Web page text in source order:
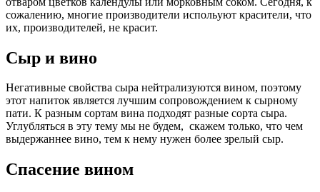
сожалению, многие производители испольуют красители, что
их, производителей, не красит.
Сыр и вино
Негативные свойства сыра нейтрализуются вином, поэтому
этот напиток является лучшим сопровождением к сырному
пати. К разным сортам вина подходят разные сорта сыра.
Углубляться в эту тему мы не будем, скажем только, что чем
выдержаннее вино, тем к нему нужен более зрелый сыр.
Спасение вином